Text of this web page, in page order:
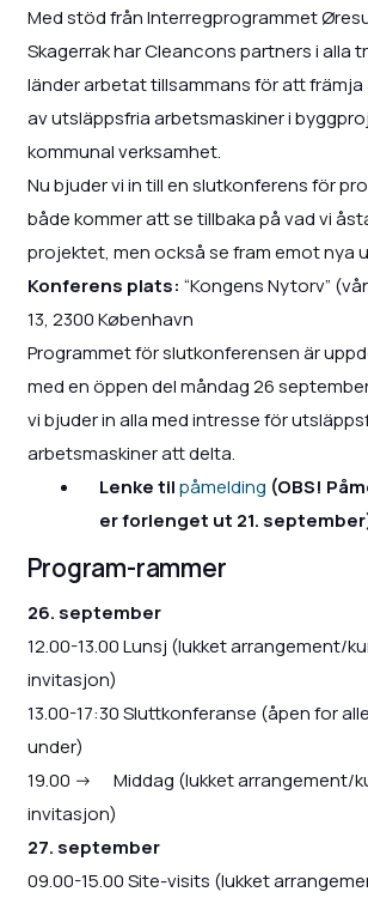
Med stöd från Interregprogrammet
Skagerrak har Cleancons partners i alla
länder arbetat tillsammans för att
av utsläppsfria arbetsmaskiner i
kommunal verksamhet.
Nu bjuder vi in till en slutkonferens för
både kommer att se tillbaka på vad vi
projektet, men också se fram emot nya
Konferens plats: “Kongens Nytorv”
13, 2300 København
Programmet för slutkonferensen är
med en öppen del måndag 26 september
vi bjuder in alla med intresse för
arbetsmaskiner att delta.
Lenke tilpåmelding (OBS!
er forlenget ut 21.
Program-rammer
26. september
12.00-13.00 Lunsj (lukket arrangement/
invitasjon)
13.00-17:30 Sluttkonferanse (åpen for
under)
19.00 -> Middag (lukket arrangement/
invitasjon)
27. september
09.00-15.00 Site-visits (lukket